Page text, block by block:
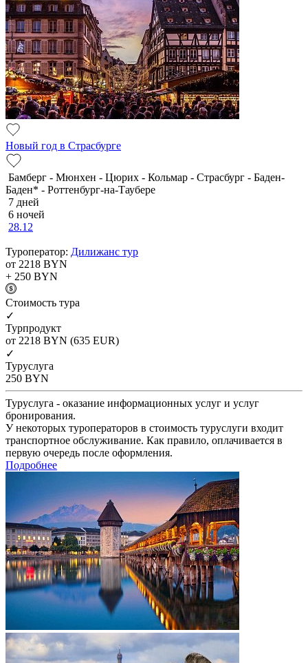
Новый год в Страсбурге
Бамберг - Мюнхен - Цюрих - Кольмар - Страсбург - Баден-
Баден* - Роттенбург-на-Таубере
7 дней
6 ночей
28.12
Туроператор: Дилижанс тур
от 2218 BYN
+ 250 BYN
Cтоимость тура
✓
Турпродукт
от 2218 BYN (635 EUR)
✓
Туруслуга
250 BYN
Туруслуга - оказание информационных услуг и услуг
бронирования.
У некоторых туроператоров в стоимость туруслуги входит
транспортное обслуживание. Как правило, оплачивается в
первую очередь после оформления.
Подробнее